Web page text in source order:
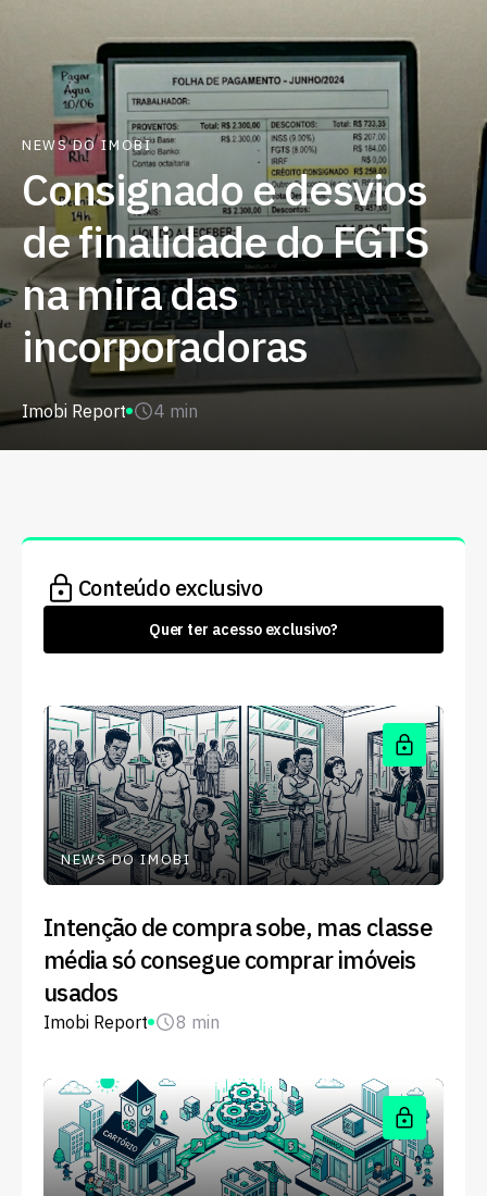
NEWS DO IMOBI
Consignado e desvios
de finalidade do FGTS
na mira das
incorporadoras
Imobi Report 4 min
Conteúdo exclusivo
Quer ter acesso exclusivo?
NEWS DO IMOBI
Intenção de compra sobe, mas classe
média só consegue comprar imóveis
usados
Imobi Report 8 min